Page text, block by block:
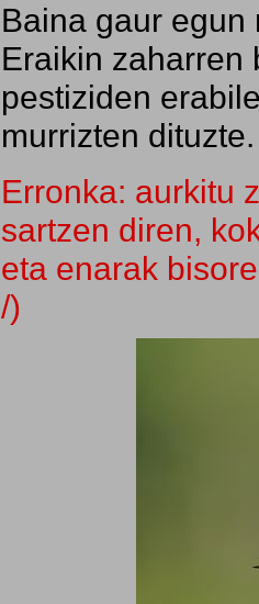
Baina gaur egun
Eraikin zaharren
pestiziden
murrizten dituzte.
Erronka: aurkitu
sartzen diren,
eta enarak
/)